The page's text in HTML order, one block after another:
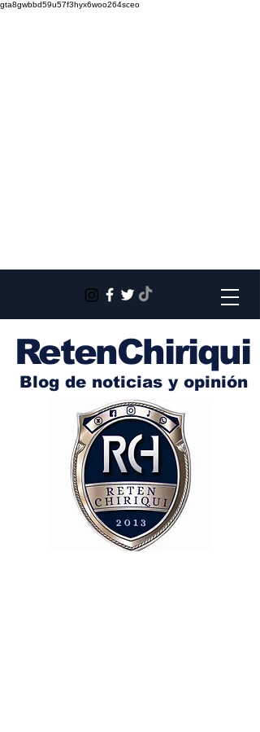
gta8gwbbd59u57f3hyx6woo264sceo
RetenChiriqui
Blog de noticias y opinión